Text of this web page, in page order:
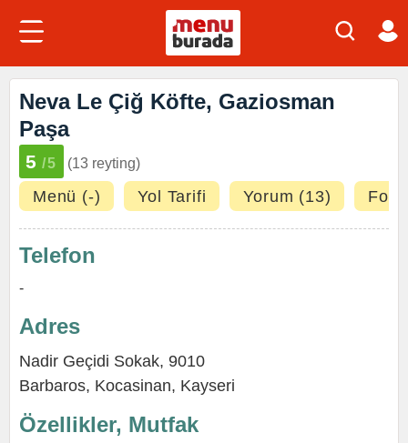
Neva Le Çiğ Köfte, Gaziosman
Paşa
5 /5 (13 reyting)
Menü (-) Yol Tarifi Yorum (13)
Telefon
-
Adres
Nadir Geçidi Sokak, 9010
Barbaros, Kocasinan, Kayseri
Özellikler, Mutfak